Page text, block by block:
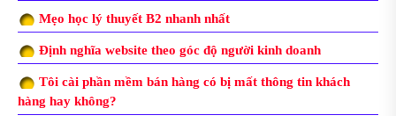
Mẹo học lý thuyết B2 nhanh nhất
Định nghĩa website theo góc độ người kinh doanh
Tôi cài phần mềm bán hàng có bị mất thông tin khách
hàng hay không?